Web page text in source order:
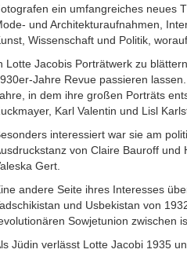
ein umfangreiches neues
und Architekturaufnahmen,
Wissenschaft und Politik,
Lotte Jacobis Porträtwerk zu
Jahre Revue passieren
in dem ihre großen Porträts
Karl Valentin und Lisl
interessiert war sie am
von Claire Bauroff
Gert.
andere Seite ihres Interesses
und Usbekistan von
Sowjetunion zwischen
Jüdin verlässt Lotte Jacobi 1935